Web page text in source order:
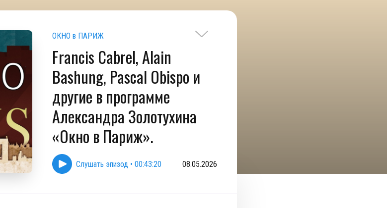
ОКНО в ПАРИЖ
Francis Cabrel, Alain
Bashung, Pascal Obispo и
другие в программе
Александра Золотухина
«Окно в Париж».
Слушать эпизод • 00:43:20 08.05.2026